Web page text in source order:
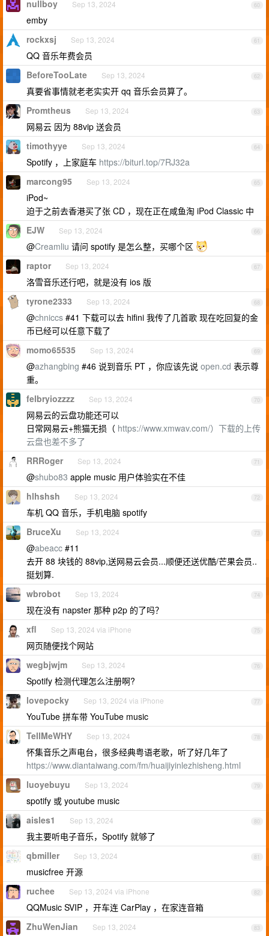
60
nullboy Sep 13, 2024
emby
61
rockxsj Sep 13, 2024
QQ 音乐年费会员
62
BeforeTooLate Sep 13, 2024
真要省事情就老老实实开 qq 音乐会员算了。
63
Promtheus Sep 13, 2024
网易云 因为 88vip 送会员
64
timothyye Sep 13, 2024
Spotify ，上家庭车 https://biturl.top/7RJ32a
65
marcong95 Sep 13, 2024
iPod~
迫于之前去香港买了张 CD ，现在正在咸鱼淘 iPod Classic 中
66
EJW Sep 13, 2024
@Creamliu 请问 spotify 是怎么整，买哪个区
67
raptor Sep 13, 2024
洛雪音乐还行吧，就是没有 ios 版
68
tyrone2333 Sep 13, 2024
@chniccs #41 下载可以去 hifini 我传了几首歌 现在吃回复的金
币已经可以任意下载了
69
momo65535 Sep 13, 2024
@azhangbing #46 说到音乐 PT ，你应该先说 open.cd 表示尊
重。
70
felbryiozzzz Sep 13, 2024
网易云的云盘功能还可以
日常网易云+熊猫无损（ https://www.xmwav.com/）下载的上传
云盘也差不多了
71
RRRoger Sep 13, 2024
@shubo83 apple music 用户体验实在不佳
72
hlhshsh Sep 13, 2024
车机 QQ 音乐，手机电脑 spotify
73
BruceXu Sep 13, 2024
@abeacc #11
去开 88 块钱的 88vip,送网易云会员...顺便还送优酷/芒果会员..
挺划算.
74
wbrobot Sep 13, 2024
现在没有 napster 那种 p2p 的了吗？
75
xfl Sep 13, 2024 via iPhone
网页随便找个网站
76
wegbjwjm Sep 13, 2024
Spotify 检测代理怎么注册啊?
77
lovepocky Sep 13, 2024 via iPhone
YouTube 拼车带 YouTube music
78
TellMeWHY Sep 13, 2024
怀集音乐之声电台，很多经典粤语老歌，听了好几年了
https://www.diantaiwang.com/fm/huaijiyinlezhisheng.html
79
luoyebuyu Sep 13, 2024
spotify 或 youtube music
80
aisles1 Sep 13, 2024
我主要听电子音乐，Spotify 就够了
81
qbmiller Sep 13, 2024
musicfree 开源
82
ruchee Sep 13, 2024 via iPhone
QQMusic SVIP ，开车连 CarPlay ，在家连音箱
83
ZhuWenJian Sep 13, 2024